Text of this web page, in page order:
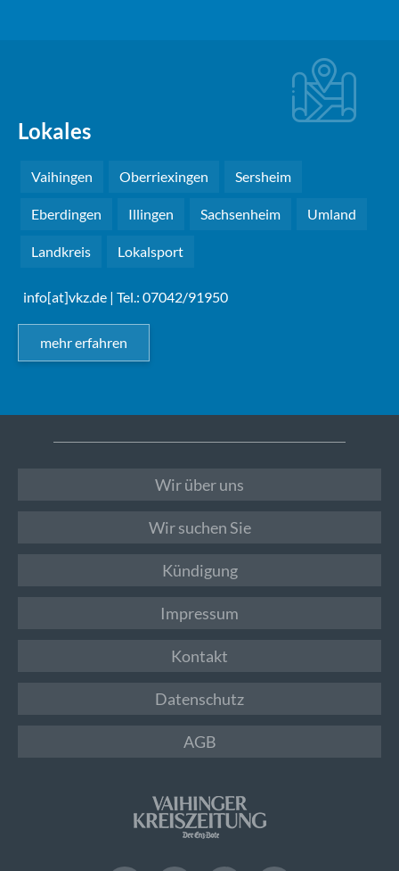
Lokales
Vaihingen Oberriexingen Sersheim
Eberdingen Illingen Sachsenheim Umland
Landkreis Lokalsport
info[at]vkz.de | Tel.: 07042/91950
mehr erfahren
Wir über uns
Wir suchen Sie
Kündigung
Impressum
Kontakt
Datenschutz
AGB